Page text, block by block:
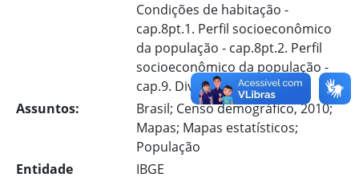
Condições de habitação -
cap.8pt.1. Perfil socioeconômico
da população - cap.8pt.2. Perfil
socioeconômico da população -
cap.9. Diversidade cultural.
Assuntos:
Brasil; Censo demográfico, 2010;
Mapas; Mapas estatísticos;
População
Entidade
IBGE